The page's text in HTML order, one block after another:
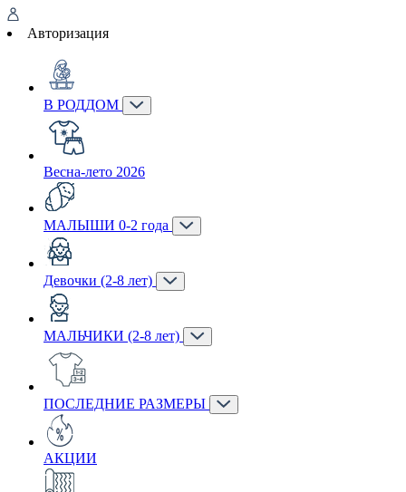
Авторизация
В РОДДОМ
Весна-лето 2026
МАЛЫШИ 0-2 года
Девочки (2-8 лет)
МАЛЬЧИКИ (2-8 лет)
ПОСЛЕДНИЕ РАЗМЕРЫ
АКЦИИ